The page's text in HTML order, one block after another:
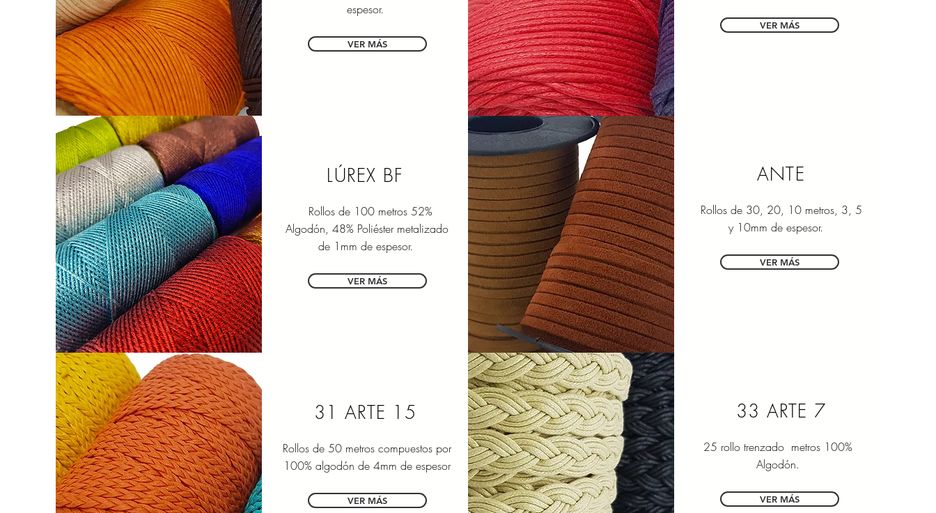
espesor.
VER MÁS
VER MÁS
LÚREX BF
Rollos de 100 metros 52%
Algodón, 48% Poliéster metalizado
de 1mm de espesor.
VER MÁS
ANTE
Rollos de 30, 20, 10 metros, 3, 5
y 10mm de espesor.
VER MÁS
31 ARTE 15
Rollos de 50 metros compuestos por
100% algodón de 4mm de espesor
VER MÁS
33 ARTE 7
25 rollo trenzado metros 100%
Algodón.
VER MÁS